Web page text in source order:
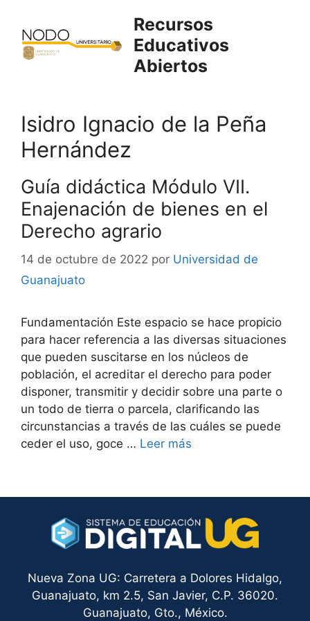
contenido
Recursos
Educativos
Abiertos
Isidro Ignacio de la Peña
Hernández
Guía didáctica Módulo VII.
Enajenación de bienes en el
Derecho agrario
14 de octubre de 2022 por Universidad de
Guanajuato
Fundamentación Este espacio se hace propicio
para hacer referencia a las diversas situaciones
que pueden suscitarse en los núcleos de
población, el acreditar el derecho para poder
disponer, transmitir y decidir sobre una parte o
un todo de tierra o parcela, clarificando las
circunstancias a través de las cuáles se puede
ceder el uso, goce … Leer más
Nueva Zona UG: Carretera a Dolores Hidalgo,
Guanajuato, km 2.5, San Javier, C.P. 36020.
Guanajuato, Gto., México.